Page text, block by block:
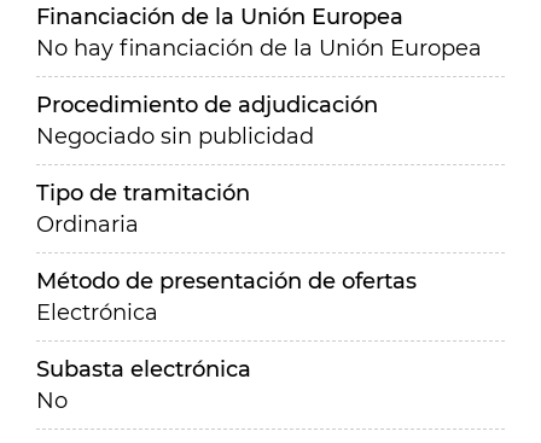
Financiación de la Unión Europea
No hay financiación de la Unión Europea
Procedimiento de adjudicación
Negociado sin publicidad
Tipo de tramitación
Ordinaria
Método de presentación de ofertas
Electrónica
Subasta electrónica
No